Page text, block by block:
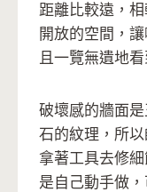
距離比較遠，
開放的空間，
且一覽無遺地
破壞感的牆面
石的紋理，所
拿著工具去修
是自己動手做